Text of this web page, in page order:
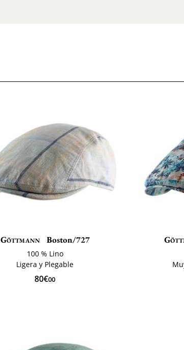
Göttmann Boston/727
100 % Lino
Ligera y Plegable
80€00